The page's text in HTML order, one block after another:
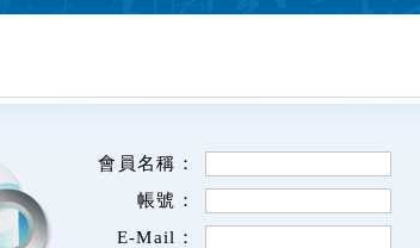
會員名稱：
帳號：
E-Mail：